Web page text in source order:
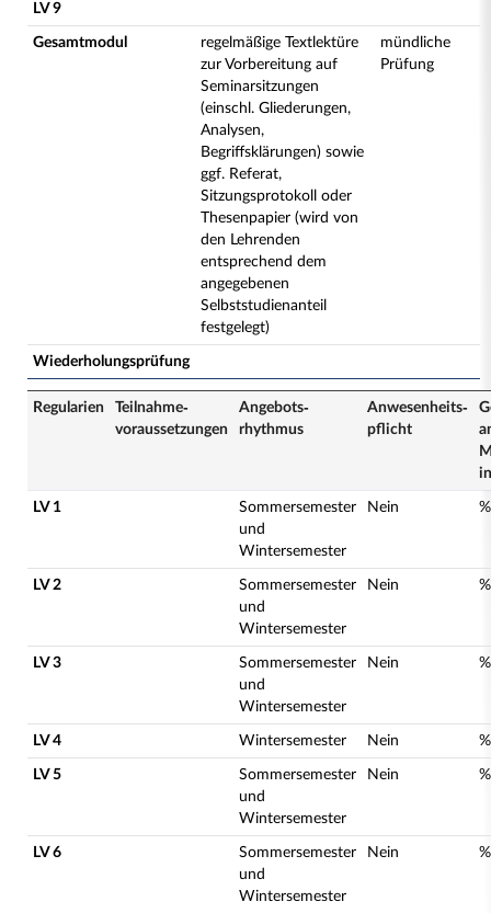
LV 9
Gesamtmodul
regelmäßige Textlektüre
zur Vorbereitung auf
Seminarsitzungen
(einschl. Gliederungen,
Analysen,
Begriffsklärungen) sowie
ggf. Referat,
Sitzungsprotokoll oder
Thesenpapier (wird von
den Lehrenden
entsprechend dem
angegebenen
Selbststudienanteil
festgelegt)
mündliche
Prüfung
Wiederholungsprüfung
Regularien
Teilnahme­
voraussetzungen
Angebots­
rhythmus
Anwesenheits­
pflicht
LV 1
Sommersemester
und
Wintersemester
Nein %
LV 2
Sommersemester
und
Wintersemester
Nein %
LV 3
Sommersemester
und
Wintersemester
Nein %
LV 4 Wintersemester Nein %
LV 5
Sommersemester
und
Wintersemester
Nein %
LV 6
Sommersemester
und
Wintersemester
Nein %